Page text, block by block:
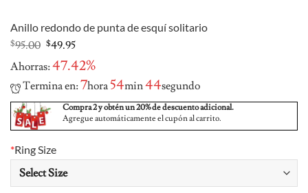
Anillo redondo de punta de esquí solitario
$95.00 Original
was:
$49.95Current
is:
$49.95.
Ahorras:47.42%
Termina en:7hora 54min43segundo
Compra 2 y obtén un 20% de descuento adicional.
Agregue automáticamente el cupón al carrito.
*Ring Size